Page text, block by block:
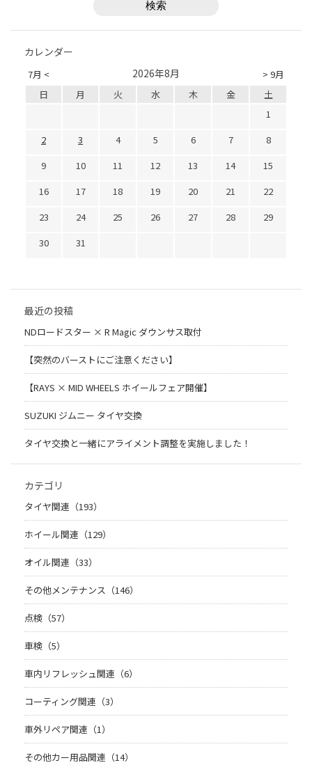
カレンダー
7月 < > 9月
2026年8月
日 月 火 水 木 金
土
1
2
3 4 5 6 7
8
9
10 11 12 13 14
15
16
17 18 19 20 21
22
23
24 25 26 27 28
29
30
31
最近の投稿
NDロードスター × R Magic ダウンサス取付
【突然のバーストにご注意ください】
【RAYS × MID WHEELS ホイールフェア開催】
SUZUKI ジムニー タイヤ交換
タイヤ交換と一緒にアライメント調整を実施しました！
カテゴリ
タイヤ関連（193）
ホイール関連（129）
オイル関連（33）
その他メンテナンス（146）
点検（57）
車検（5）
車内リフレッシュ関連（6）
コーティング関連（3）
車外リペア関連（1）
その他カー用品関連（14）